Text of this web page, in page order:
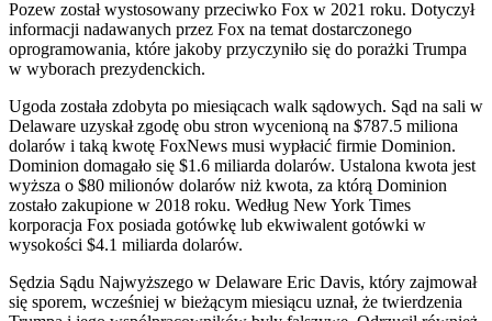
Pozew został wystosowany przeciwko Fox w 2021 roku. Dotyczył
informacji nadawanych przez Fox na temat dostarczonego
oprogramowania, które jakoby przyczyniło się do porażki Trumpa
w wyborach prezydenckich.
Ugoda została zdobyta po miesiącach walk sądowych. Sąd na sali w
Delaware uzyskał zgodę obu stron wycenioną na $787.5 miliona
dolarów i taką kwotę FoxNews musi wypłacić firmie Dominion.
Dominion domagało się $1.6 miliarda dolarów. Ustalona kwota jest
wyższa o $80 milionów dolarów niż kwota, za którą Dominion
zostało zakupione w 2018 roku. Według New York Times
korporacja Fox posiada gotówkę lub ekwiwalent gotówki w
wysokości $4.1 miliarda dolarów.
Sędzia Sądu Najwyższego w Delaware Eric Davis, który zajmował
się sporem, wcześniej w bieżącym miesiącu uznał, że twierdzenia